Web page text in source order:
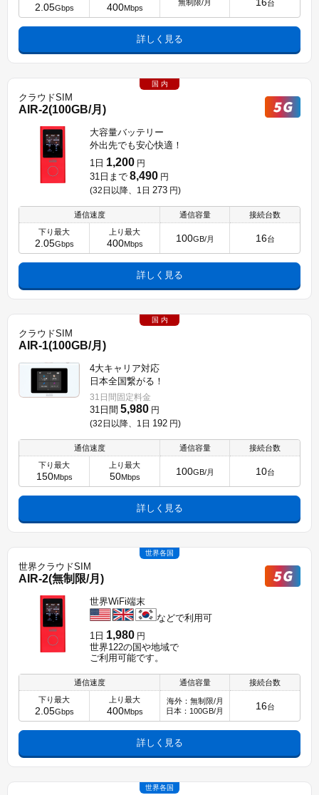
2.05Gbps 400Mbps
無制限/月 台
詳しく見る
国 内
クラウドSIM
AIR-2(100GB/月)
大容量バッテリー
外出先でも安心快適！
1日 1,200 円
31日まで 8,490 円
(32日以降、1日 273 円)
通信速度 通信容量
接続台数
下り最大
2.05Gbps
上り最大
400Mbps 100GB/月 16台
詳しく見る
国 内
クラウドSIM
AIR-1(100GB/月)
4大キャリア対応
日本全国繋がる！
31日間固定料金
31日間 5,980 円
(32日以降、1日 192 円)
通信速度 通信容量
接続台数
下り最大
150Mbps
上り最大
50Mbps 100GB/月 10台
詳しく見る
世界各国
世界クラウドSIM
AIR-2(無制限/月)
世界WiFi端末
などで利用可
1日 1,980 円
世界122の国や地域で
ご利用可能です。
通信速度 通信容量
接続台数
下り最大
2.05Gbps
上り最大
400Mbps
海外：無制限/月
日本：100GB/月
16台
詳しく見る
世界各国